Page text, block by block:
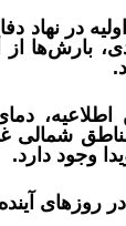
در نهاد
بارش‌ها
اطلاعیه،
شمالی
وجود دارد.
در روزهای